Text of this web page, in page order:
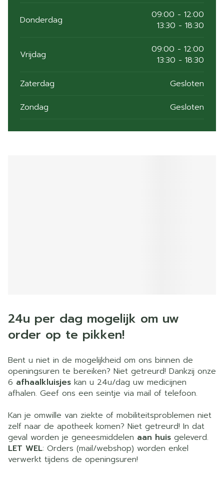
Donderdag
09:00 - 12:00
13:30 - 18:30
Vrijdag
09:00 - 12:00
13:30 - 18:30
Zaterdag
Gesloten
Zondag
Gesloten
24u per dag mogelijk om uw
order op te pikken!
Bent u niet in de mogelijkheid om ons binnen de
openingsuren te bereiken? Niet getreurd! Dankzij onze
6 afhaalkluisjes kan u 24u/dag uw medicijnen
afhalen. Geef ons een seintje via mail of telefoon.
Kan je omwille van ziekte of mobiliteitsproblemen niet
zelf naar de apotheek komen? Niet getreurd! In dat
geval worden je geneesmiddelen aan huis geleverd.
LET WEL: Orders (mail/webshop) worden enkel
verwerkt tijdens de openingsuren!